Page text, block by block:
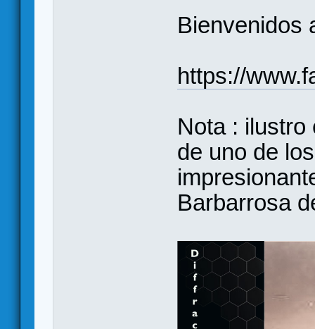
Bienvenidos
https://
Nota : ilustro
de uno de
Barbarrosa